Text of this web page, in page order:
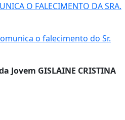
O FALECIMENTO DA SRA.
o falecimento do Sr.
Jovem GISLAINE CRISTINA